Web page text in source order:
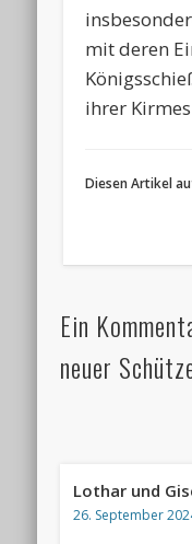
mit deren
ihrer
Diesen Artikel
Ein
neuer
Lothar und
26. September